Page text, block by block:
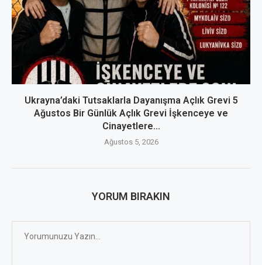
Ukrayna’daki Tutsaklarla Dayanışma Açlık Grevi 5
Ağustos Bir Günlük Açlık Grevi İşkenceye ve
Cinayetlere...
Ağustos 5, 2026
YORUM BIRAKIN